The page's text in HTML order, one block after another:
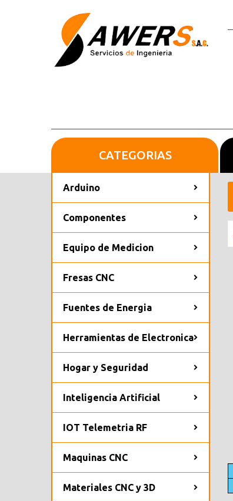
Inicio
CATEGORIAS
Arduino
Componentes
Equipo de Medicion
Fresas CNC
Fuentes de Energia
Herramientas de Electronica
Hogar y Seguridad
Inteligencia Artificial
IOT Telemetria RF
Maquinas CNC
Materiales CNC y 3D